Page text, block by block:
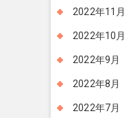
2022年11月
2022年10月
2022年9月
2022年8月
2022年7月